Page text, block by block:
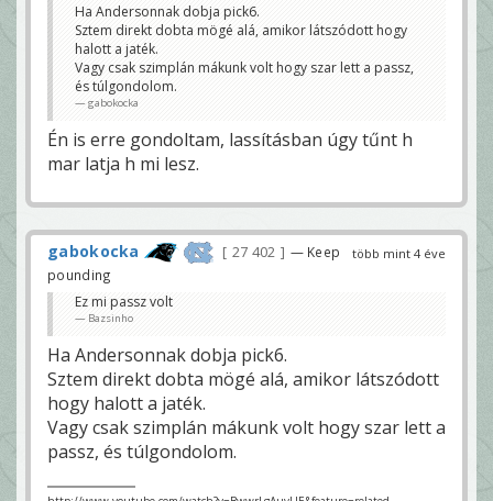
Ha Andersonnak dobja pick6.
Sztem direkt dobta mögé alá, amikor látszódott hogy
halott a jaték.
Vagy csak szimplán mákunk volt hogy szar lett a passz,
és túlgondolom.
gabokocka
Én is erre gondoltam, lassításban úgy tűnt h
mar latja h mi lesz.
több mint 4 éve
gabokocka 27 402
— Keep
pounding
Ez mi passz volt
Bazsinho
Ha Andersonnak dobja pick6.
Sztem direkt dobta mögé alá, amikor látszódott
hogy halott a jaték.
Vagy csak szimplán mákunk volt hogy szar lett a
passz, és túlgondolom.